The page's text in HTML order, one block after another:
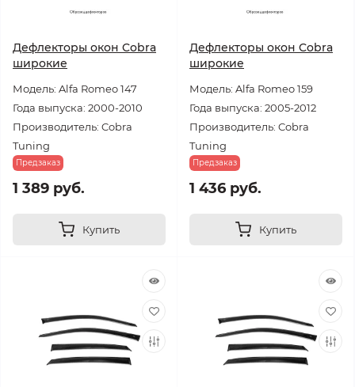
Дефлекторы окон Cobra
широкие
Модель: Alfa Romeo 147
Года выпуска: 2000-2010
Производитель: Cobra
Tuning
Предзаказ
1 389 руб.
Купить
Дефлекторы окон Cobra
широкие
Модель: Alfa Romeo 159
Года выпуска: 2005-2012
Производитель: Cobra
Tuning
Предзаказ
1 436 руб.
Купить